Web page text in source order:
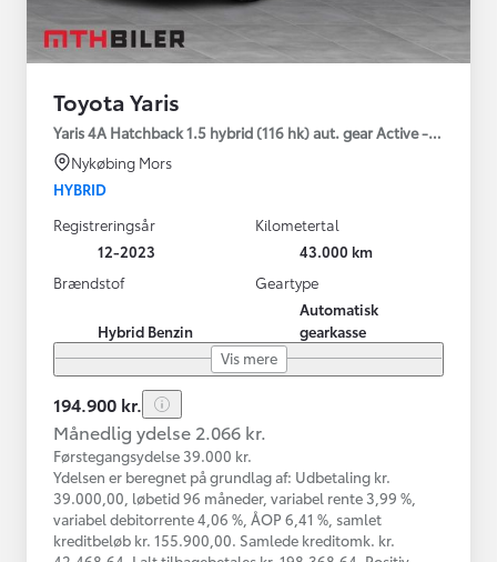
Toyota Yaris
Yaris 4A Hatchback 1.5 hybrid (116 hk) aut. gear Active -
Nykøbing Mors
HYBRID
Registreringsår
12-2023
Kilometertal
43.000 km
Brændstof
Hybrid Benzin
Geartype
Automatisk
gearkasse
Vis mere
194.900 kr.
Månedlig ydelse 2.066 kr.
Førstegangsydelse 39.000 kr.
Ydelsen er beregnet på grundlag af: Udbetaling kr.
39.000,00, løbetid 96 måneder, variabel rente 3,99 %,
variabel debitorrente 4,06 %, ÅOP 6,41 %, samlet
kreditbeløb kr. 155.900,00. Samlede kreditomk. kr.